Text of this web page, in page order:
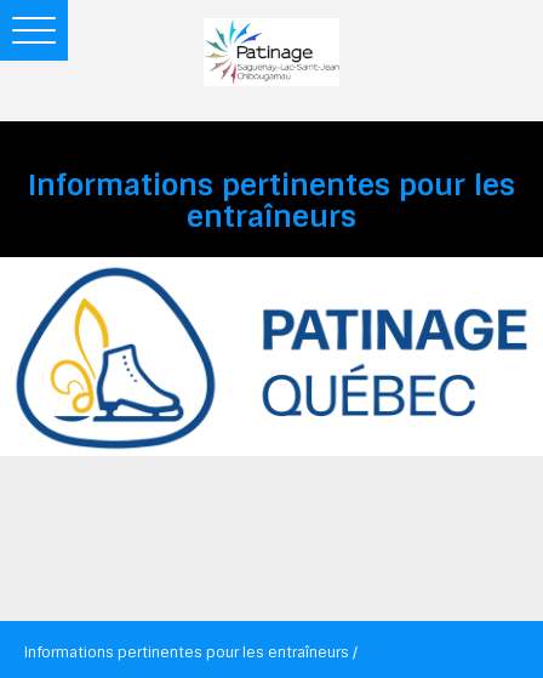
navigation
Informations pertinentes pour les
entraîneurs
Informations pertinentes pour les entraîneurs /